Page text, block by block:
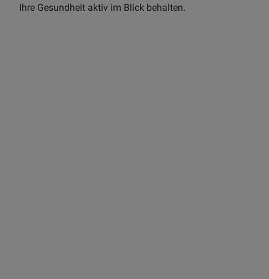
Ihre Gesundheit aktiv im Blick behalten.